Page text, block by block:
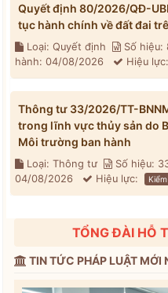
Quyết định 80/2026/QĐ-
tục hành chính về đất đai
Loại: Quyết định Số hiệu:
hành: 04/08/2026
Hiệu lực:
Thông tư 33/2026/TT-
trong lĩnh vực thủy sản do
Môi trường ban hành
Loại: Thông tư Số hiệu:
04/08/2026
Hiệu lực:
TỔNG ĐÀI HỖ
TIN TỨC PHÁP LUẬT MỚI